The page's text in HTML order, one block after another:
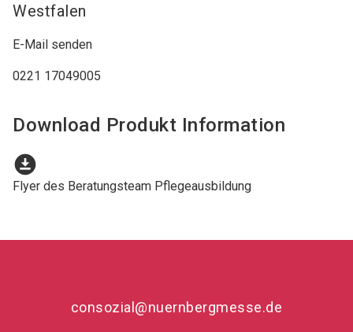
Westfalen
E-Mail senden
0221 17049005
Download Produkt Information
download_for_offline
Flyer des Beratungsteam Pflegeausbildung
consozial@nuernbergmesse.de